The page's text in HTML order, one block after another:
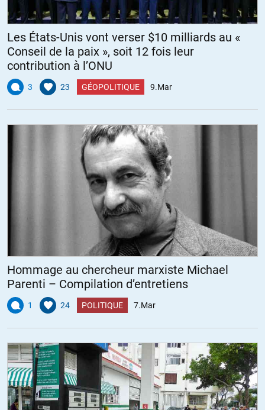
Les États-Unis vont verser $10 milliards au «
Conseil de la paix », soit 12 fois leur
contribution à l’ONU
3 23 GÉOPOLITIQUE 9.Mar
Hommage au chercheur marxiste Michael
Parenti – Compilation d’entretiens
1 24 POLITIQUE 7.Mar